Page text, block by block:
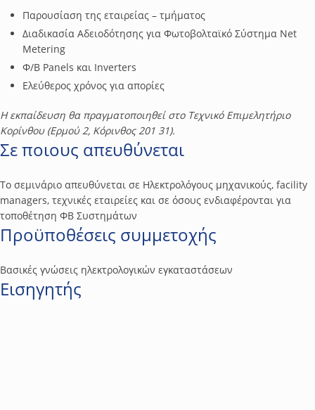
Παρουσίαση της εταιρείας – τμήματος
Διαδικασία Αδειοδότησης για Φωτοβολταϊκό Σύστημα Net
Metering
Φ/Β Panels και Inverters
Ελεύθερος χρόνος για απορίες
Η εκπαίδευση θα πραγματοποιηθεί στο Τεχνικό Επιµελητήριο
Κορίνθου (Ερµού 2, Κόρινθος 201 31).
Σε ποιους απευθύνεται
Το σεμινάριο απευθύνεται σε Hλεκτρολόγους μηχανικούς, facility
managers, τεχνικές εταιρείες και σε όσους ενδιαφέρονται για
τοποθέτηση ΦΒ Συστημάτων
Προϋποθέσεις συμμετοχής
Βασικές γνώσεις ηλεκτρολογικών εγκαταστάσεων
Εισηγητής